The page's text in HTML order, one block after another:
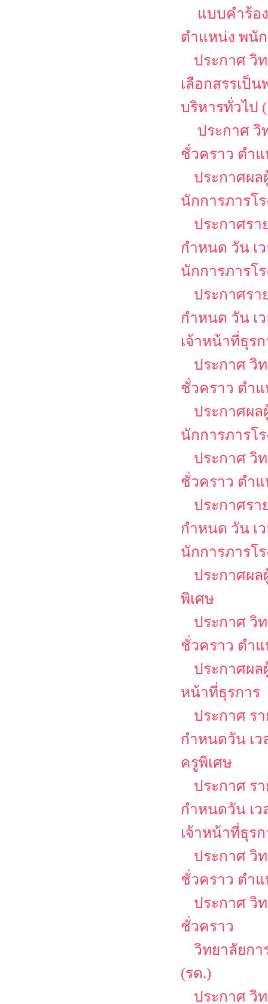
แบบคำร้อ
ตำแหน่ง พนั
ประกาศ วิ
เลือกสรรเป็
บริหารทั่วไป
ประกาศ วิ
ชั่วคราว ตำแ
ประกาศผ
นักการภารโร
ประกาศรา
กำหนด วัน เ
นักการภารโร
ประกาศรา
กำหนด วัน เ
เจ้าหน้าที่ธุร
ประกาศ วิ
ชั่วคราว ตำแ
ประกาศผ
นักการภารโร
ประกาศ วิ
ชั่วคราว ตำแ
ประกาศรา
กำหนด วัน เ
นักการภารโ
ประกาศผ
พิเศษ
ประกาศ วิ
ชั่วคราว ตำ
ประกาศผล
หน้าที่ธุรการ
ประกาศ ร
กำหนดวัน เ
ครูพิเศษ
ประกาศ ร
กำหนดวัน เ
เจ้าหน้าที่ธุร
ประกาศ วิ
ชั่วคราว ตำ
ประกาศ วิ
ชั่วคราว
วิทยาลัยก
(รด.)
ประกาศ วิ